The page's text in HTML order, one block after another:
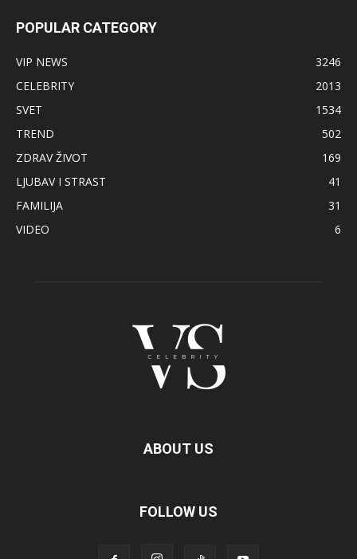
POPULAR CATEGORY
VIP NEWS
3246
CELEBRITY
2013
SVET
1534
TREND
502
ZDRAV ŽIVOT
169
LJUBAV I STRAST
41
FAMILIJA
31
VIDEO
6
ABOUT US
FOLLOW US